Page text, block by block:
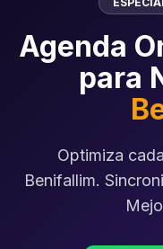
Agenda
para
Optimiza
Benifallim.